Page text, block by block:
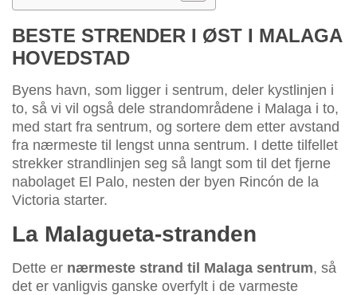
BESTE STRENDER I ØST I MALAGA
HOVEDSTAD
Byens havn, som ligger i sentrum, deler kystlinjen i
to, så vi vil også dele strandområdene i Malaga i to,
med start fra sentrum, og sortere dem etter avstand
fra nærmeste til lengst unna sentrum. I dette tilfellet
strekker strandlinjen seg så langt som til det fjerne
nabolaget El Palo, nesten der byen Rincón de la
Victoria starter.
La Malagueta-stranden
Dette er nærmeste strand til Malaga sentrum, så
det er vanligvis ganske overfylt i de varmeste